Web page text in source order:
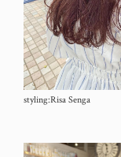
styling:Risa Senga